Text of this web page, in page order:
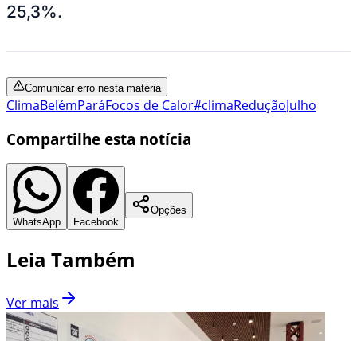
25,3%.
Comunicar erro nesta matéria
ClimaBelémParáFocos de Calor#climaReduçãoJulho
Compartilhe esta notícia
WhatsApp Facebook
Opções
Leia Também
Ver mais